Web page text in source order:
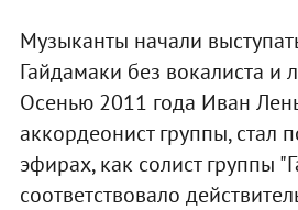
Музыканты начали
Гайдамаки без вокалиста и
Осенью 2011 года Иван
аккордеонист группы, стал
эфирах, как солист группы
соответствовало